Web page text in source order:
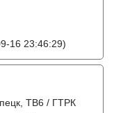
16 23:46:29)
ТВ6 / ГТРК